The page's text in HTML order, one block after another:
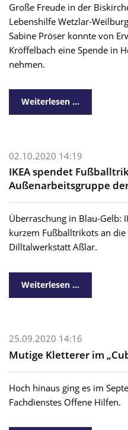
Große Freude in der
Lebenshilfe Wetzlar-
Sabine Pröser konnte von
Kröffelbach eine Spende in
nehmen.
Weiterlesen …
02.10.2020 14:19
IKEA spendet
Außenarbeitsgruppe
Überraschung in Blau-Gelb:
kurzem Fußballtrikots an
Dilltalwerkstatt Aßlar.
Weiterlesen …
25.09.2020 14:16
Mutige Kletterer im
Hoch hinaus ging es im
Fachdienstes Offene Hilfen.